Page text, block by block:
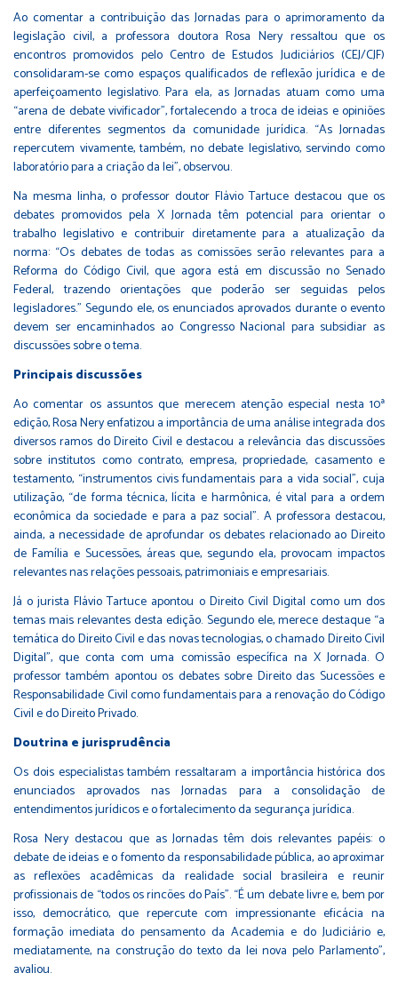
Ao comentar a contribuição das Jornadas para o aprimoramento da
legislação civil, a professora doutora Rosa Nery ressaltou que os
encontros promovidos pelo Centro de Estudos Judiciários (CEJ/CJF)
consolidaram-se como espaços qualificados de reflexão jurídica e de
aperfeiçoamento legislativo. Para ela, as Jornadas atuam como uma
“arena de debate vivificador”, fortalecendo a troca de ideias e opiniões
entre diferentes segmentos da comunidade jurídica. “As Jornadas
repercutem vivamente, também, no debate legislativo, servindo como
laboratório para a criação da lei”, observou.
Na mesma linha, o professor doutor Flávio Tartuce destacou que os
debates promovidos pela X Jornada têm potencial para orientar o
trabalho legislativo e contribuir diretamente para a atualização da
norma: “Os debates de todas as comissões serão relevantes para a
Reforma do Código Civil, que agora está em discussão no Senado
Federal, trazendo orientações que poderão ser seguidas pelos
legisladores.” Segundo ele, os enunciados aprovados durante o evento
devem ser encaminhados ao Congresso Nacional para subsidiar as
discussões sobre o tema.
Principais discussões
Ao comentar os assuntos que merecem atenção especial nesta 10ª
edição, Rosa Nery enfatizou a importância de uma análise integrada dos
diversos ramos do Direito Civil e destacou a relevância das discussões
sobre institutos como contrato, empresa, propriedade, casamento e
testamento, “instrumentos civis fundamentais para a vida social”, cuja
utilização, “de forma técnica, lícita e harmônica, é vital para a ordem
econômica da sociedade e para a paz social”. A professora destacou,
ainda, a necessidade de aprofundar os debates relacionado ao Direito
de Família e Sucessões, áreas que, segundo ela, provocam impactos
relevantes nas relações pessoais, patrimoniais e empresariais.
Já o jurista Flávio Tartuce apontou o Direito Civil Digital como um dos
temas mais relevantes desta edição. Segundo ele, merece destaque “a
temática do Direito Civil e das novas tecnologias, o chamado Direito Civil
Digital”, que conta com uma comissão específica na X Jornada. O
professor também apontou os debates sobre Direito das Sucessões e
Responsabilidade Civil como fundamentais para a renovação do Código
Civil e do Direito Privado.
Doutrina e jurisprudência
Os dois especialistas também ressaltaram a importância histórica dos
enunciados aprovados nas Jornadas para a consolidação de
entendimentos jurídicos e o fortalecimento da segurança jurídica.
Rosa Nery destacou que as Jornadas têm dois relevantes papéis: o
debate de ideias e o fomento da responsabilidade pública, ao aproximar
as reflexões acadêmicas da realidade social brasileira e reunir
profissionais de “todos os rincões do País”. “É um debate livre e, bem por
isso, democrático, que repercute com impressionante eficácia na
formação imediata do pensamento da Academia e do Judiciário e,
mediatamente, na construção do texto da lei nova pelo Parlamento”,
avaliou.